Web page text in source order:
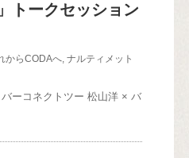
トークセッション
らCODAへ, ナルティメット
ーコネクトツー 松山洋 × バ